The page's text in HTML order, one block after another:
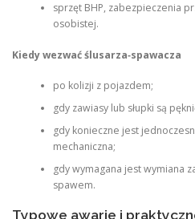
sprzęt BHP, zabezpieczenia
osobistej.
Kiedy wezwać ślusarza‑spawacza
po kolizji z pojazdem;
gdy zawiasy lub słupki są
gdy konieczne jest
mechaniczna;
gdy wymagana jest wymiana
spawem.
Typowe awarie i